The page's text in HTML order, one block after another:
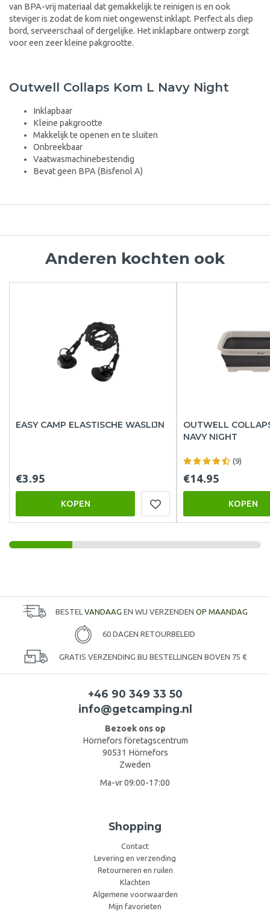
van BPA-vrij materiaal dat gemakkelijk te reinigen is en ook
steviger is zodat de kom niet ongewenst inklapt. Perfect als diep
bord, serveerschaal of dergelijke. Het inklapbare ontwerp zorgt
voor een zeer kleine pakgrootte.
Outwell Collaps Kom L Navy Night
Inklapbaar
Kleine pakgrootte
Makkelijk te openen en te sluiten
Onbreekbaar
Vaatwasmachinebestendig
Bevat geen BPA (Bisfenol A)
Anderen kochten ook
EASY CAMP ELASTISCHE WASLIJN
€3.95
KOPEN
OUTWELL
NAVY NIGHT
(9)
€14.95
KOPEN
BESTEL VANDAAG EN WIJ VERZENDEN OP MAANDAG
60 DAGEN RETOURBELEID
GRATIS VERZENDING BIJ BESTELLINGEN BOVEN 75 €
+46 90 349 33 50
info@getcamping.nl
Bezoek ons op
Hörnefors företagscentrum
90531 Hörnefors
Zweden
Ma-vr 09:00-17:00
Shopping
Contact
Levering en verzending
Retourneren en ruilen
Klachten
Algemene voorwaarden
Mijn favorieten